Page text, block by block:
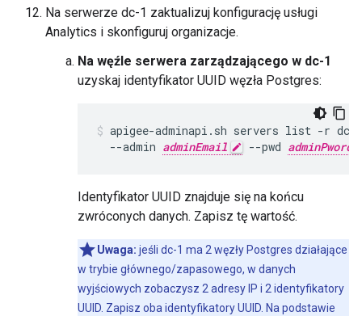
Na serwerze dc-1 zaktualizuj konfigurację usługi
Analytics i skonfiguruj organizacje.
Na węźle serwera zarządzającego w dc-1
uzyskaj identyfikator UUID węzła Postgres:
apigee-adminapi.sh servers list -r
  --admin
adminEmail --pwd adminPword
Identyfikator UUID znajduje się na końcu
zwróconych danych. Zapisz tę wartość.
Uwaga: jeśli dc-1 ma 2 węzły Postgres działające
w trybie głównego/zapasowego, w danych
wyjściowych zobaczysz 2 adresy IP i 2 identyfikatory
UUID. Zapisz oba identyfikatory UUID. Na podstawie